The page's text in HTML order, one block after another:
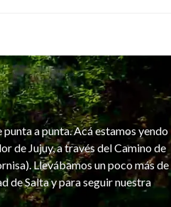
a punta. Acá estamos yendo
de Jujuy, a través del Camino de
Llevábamos un poco más de
de Salta y para seguir nuestra
Yungas